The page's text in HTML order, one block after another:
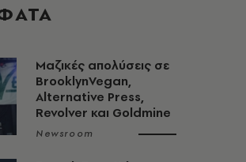
Μαζικές απολύσεις σε
BrooklynVegan,
Alternative Press,
Revolver και Goldmine
Newsroom